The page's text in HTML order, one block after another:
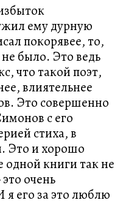
ему дурную
покорявее, то,
было. Это ведь
что такой поэт,
влиятельнее
Это совершенно
с его
стиха, в
Это и хорошо
одной книги так не
очень
я его за это люблю